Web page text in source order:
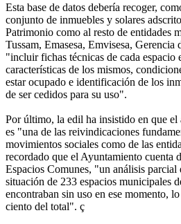
Esta base de datos debería recoger,
conjunto de inmuebles y solares
Patrimonio como al resto de entidades
Tussam, Emasesa, Emvisesa,
"incluir fichas técnicas de cada espacio
características de los mismos,
estar ocupado e identificación de los
de ser cedidos para su uso".
Por último, la edil ha insistido en que el
es "una de las reivindicaciones
movimientos sociales como de las
recordado que el Ayuntamiento cuenta
Espacios Comunes, "un análisis
situación de 233 espacios municipales
encontraban sin uso en ese momento,
ciento del total". ç